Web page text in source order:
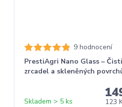
9 hodnocení
PrestiAgri Nano Glass –
zrcadel a skleněných
123
Skladem > 5 ks